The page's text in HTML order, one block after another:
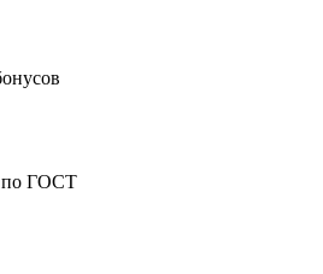
по ГОСТ